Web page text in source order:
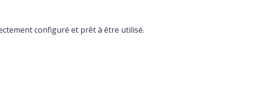
configuré et prêt à être utilisé.